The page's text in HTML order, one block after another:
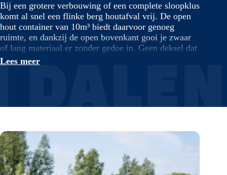
Bij een grotere verbouwing of een complete sloopklus
komt al snel een flinke berg houtafval vrij. De open
hout container van 10m³ biedt daarvoor genoeg
ruimte, en dankzij de open bovenkant gooi je zwaar
of lang materiaal er zonder gedoe in. Geen deksel dat
in de weg zit. Je huurt hem all-in vanaf €289,-,
Lees meer